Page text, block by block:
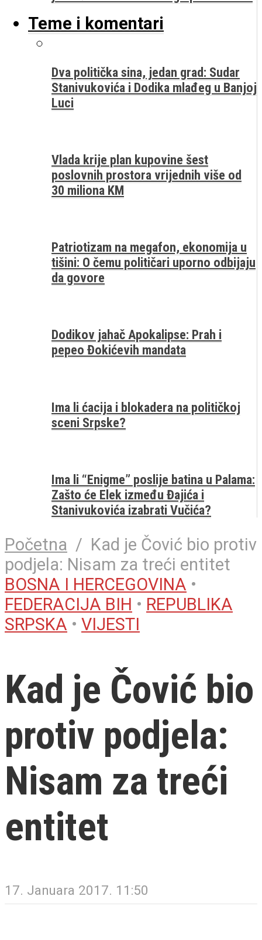
Teme i komentari
Dva politička sina, jedan grad: Sudar
Stanivukovića i Dodika mlađeg u Banjoj
Luci
Vlada krije plan kupovine šest
poslovnih prostora vrijednih više od
30 miliona KM
Patriotizam na megafon, ekonomija u
tišini: O čemu političari uporno odbijaju
da govore
Dodikov jahač Apokalipse: Prah i
pepeo Đokićevih mandata
Ima li ćacija i blokadera na političkoj
sceni Srpske?
Ima li “Enigme” poslije batina u Palama:
Zašto će Elek između Đajića i
Stanivukovića izabrati Vučića?
Početna / Kad je Čović bio protiv
podjela: Nisam za treći entitet
BOSNA I HERCEGOVINA •
FEDERACIJA BIH • REPUBLIKA
SRPSKA • VIJESTI
Kad je Čović bio
protiv podjela:
Nisam za treći
entitet
17. Januara 2017. 11:50